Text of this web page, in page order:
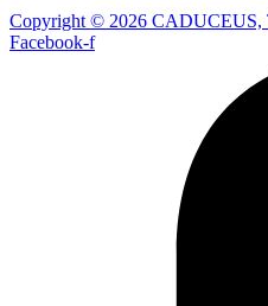
Copyright © 2026 CADUCEUS,
Facebook-f